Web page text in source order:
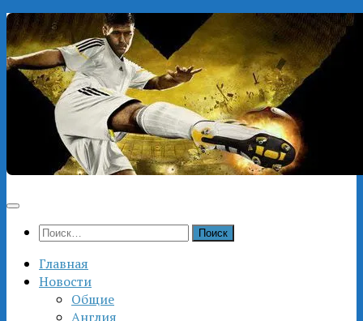
Перейти
к
содержимому
Найти:
Главная
Новости
Общие
Англия